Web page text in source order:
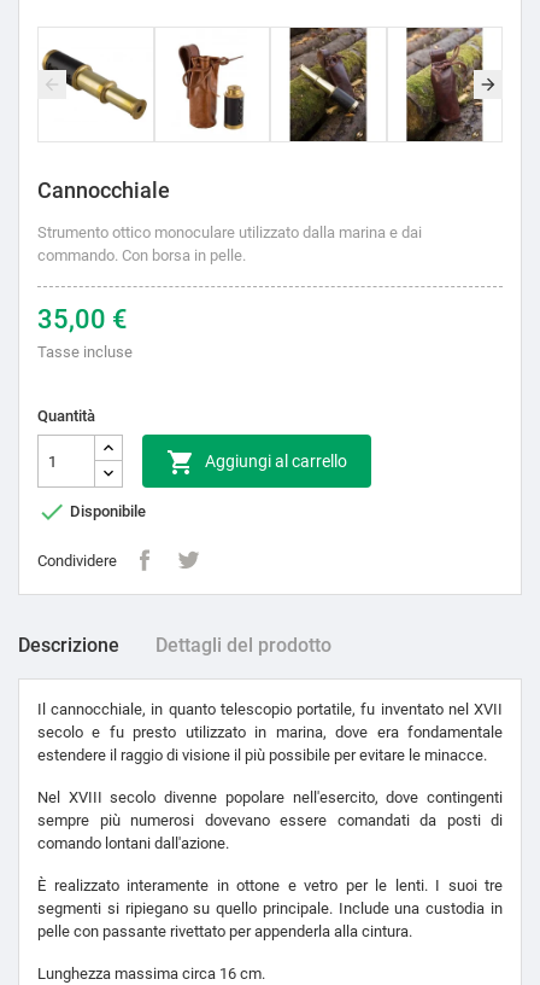
Cannocchiale
Strumento ottico monoculare utilizzato dalla marina e dai
commando. Con borsa in pelle.
35,00 €
Tasse incluse
Quantità
 Aggiungi al carrello
 Disponibile
Condividere
Descrizione Dettagli del prodotto
Il cannocchiale, in quanto telescopio portatile, fu inventato nel XVII
secolo e fu presto utilizzato in marina, dove era fondamentale
estendere il raggio di visione il più possibile per evitare le minacce.
Nel XVIII secolo divenne popolare nell'esercito, dove contingenti
sempre più numerosi dovevano essere comandati da posti di
comando lontani dall'azione.
È realizzato interamente in ottone e vetro per le lenti. I suoi tre
segmenti si ripiegano su quello principale. Include una custodia in
pelle con passante rivettato per appenderla alla cintura.
Lunghezza massima circa 16 cm.